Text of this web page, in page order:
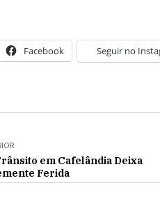
Facebook Seguir no
em Cafelândia Deixa
Ferida